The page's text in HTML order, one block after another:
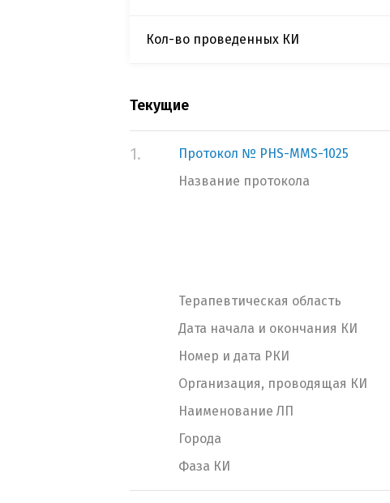
Кол-во проведенных КИ
Текущие
1.
Протокол № PHS-MMS-1025
Название протокола
Терапевтическая область
Дата начала и окончания КИ
Номер и дата РКИ
Организация, проводящая КИ
Наименование ЛП
Города
Фаза КИ